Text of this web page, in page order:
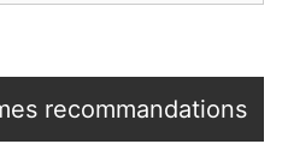
recommandations